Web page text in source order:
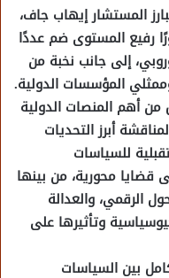
المستشار إيهاب جاف،
رفيع المستوى ضم عددًا
إلى جانب نخبة من
وممثلي المؤسسات الدولية.
أهم المنصات الدولية
أبرز التحديات
للسياسات
قضايا محورية، من بينها
الرقمي، والعدالة
وتأثيرها على
بين السياسات